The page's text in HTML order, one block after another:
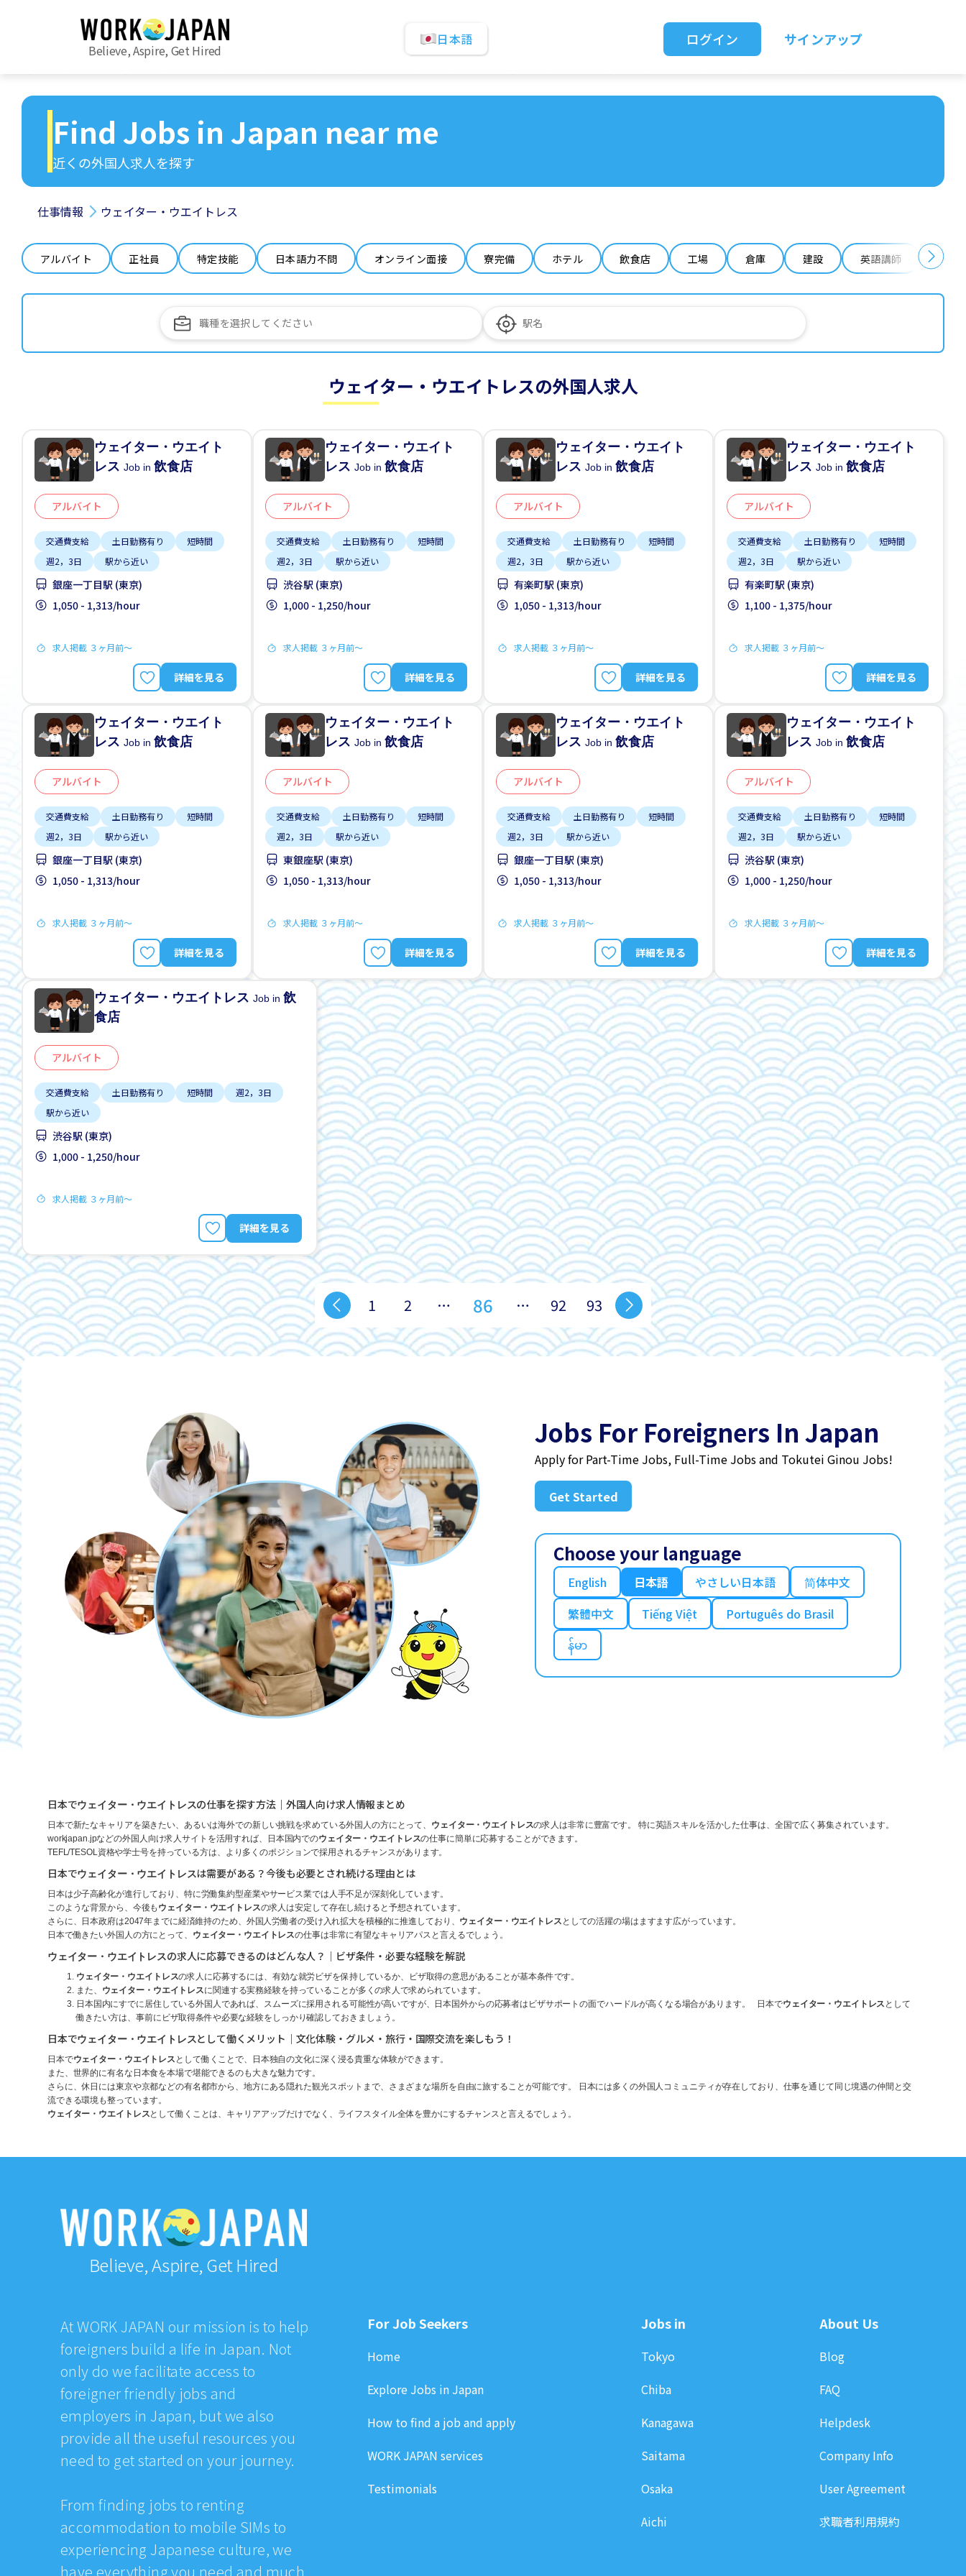
Believe, Aspire, Get Hired
日本語 ログイン サインアップ
Find Jobs in Japan near me
近くの外国人求人を探す
仕事情報 ウェイター・ウエイトレス
アルバイト 正社員 特定技能 日本語力不問 オンライン面接 寮完備 ホテル 飲食店 工場 倉庫 建設 英語講師 IT
ウェイター・ウエイトレスの外国人求人
ウェイター・ウエイト
レスJob in飲食店
アルバイト
交通費支給 土日勤務有り
短時間
週2，3日
駅から近い
銀座一丁目駅 (東京)
1,050 - 1,313/hour
求人掲載 ３ヶ月前〜
詳細を見る
ウェイター・ウエイト
レスJob in飲食店
アルバイト
交通費支給 土日勤務有り
短時間
週2，3日
駅から近い
渋谷駅 (東京)
1,000 - 1,250/hour
求人掲載 ３ヶ月前〜
詳細を見る
ウェイター・ウエイト
レスJob in飲食店
アルバイト
交通費支給 土日勤務有り
短時間
週2，3日
駅から近い
有楽町駅 (東京)
1,050 - 1,313/hour
求人掲載 ３ヶ月前〜
詳細を見る
ウェイター・ウエイト
レスJob in飲食店
アルバイト
交通費支給 土日勤務有り
短時間
週2，3日
駅から近い
有楽町駅 (東京)
1,100 - 1,375/hour
求人掲載 ３ヶ月前〜
詳細を見る
ウェイター・ウエイト
レスJob in飲食店
アルバイト
交通費支給 土日勤務有り
短時間
週2，3日
駅から近い
銀座一丁目駅 (東京)
1,050 - 1,313/hour
求人掲載 ３ヶ月前〜
詳細を見る
ウェイター・ウエイト
レスJob in飲食店
アルバイト
交通費支給 土日勤務有り
短時間
週2，3日
駅から近い
東銀座駅 (東京)
1,050 - 1,313/hour
求人掲載 ３ヶ月前〜
詳細を見る
ウェイター・ウエイト
レスJob in飲食店
アルバイト
交通費支給 土日勤務有り
短時間
週2，3日
駅から近い
銀座一丁目駅 (東京)
1,050 - 1,313/hour
求人掲載 ３ヶ月前〜
詳細を見る
ウェイター・ウエイト
レスJob in飲食店
アルバイト
交通費支給 土日勤務有り
短時間
週2，3日
駅から近い
渋谷駅 (東京)
1,000 - 1,250/hour
求人掲載 ３ヶ月前〜
詳細を見る
ウェイター・ウエイトレスJob in飲
食店
アルバイト
交通費支給 土日勤務有り 短時間
週2，3日
駅から近い
渋谷駅 (東京)
1,000 - 1,250/hour
求人掲載 ３ヶ月前〜
詳細を見る
1 2 … 86 … 92 93
Jobs For Foreigners In Japan
Apply for Part-Time Jobs, Full-Time Jobs and Tokutei Ginou Jobs!
Get Started
Choose your language
English 日本語 やさしい日本語
简体中文
繁體中文
Tiếng Việt
Português do Brasil
န်မာ
日本でウェイター・ウエイトレスの仕事を探す方法｜外国人向け求人情報まとめ
日本で新たなキャリアを築きたい、あるいは海外での新しい挑戦を求めている外国人の方にとって、 ウェイター・ウエイトレスの求人は非常に豊富です。 特に英語スキルを活かした仕事は、全国で広く募集されています。
workjapan.jpなどの外国人向け求人サイトを活用すれば、日本国内でのウェイター・ウエイトレスの仕事に簡単に応募することができます。
TEFL/TESOL資格や学士号を持っている方は、より多くのポジションで採用されるチャンスがあります。
日本でウェイター・ウエイトレスは需要がある？今後も必要とされ続ける理由とは
日本は少子高齢化が進行しており、特に労働集約型産業やサービス業では人手不足が深刻化しています。
このような背景から、今後も ウェイター・ウエイトレスの求人は安定して存在し続けると予想されています。
さらに、日本政府は2047年までに経済維持のため、外国人労働者の受け入れ拡大を積極的に推進しており、 ウェイター・ウエイトレス としての活躍の場はますます広がっています。
日本で働きたい外国人の方にとって、 ウェイター・ウエイトレスの仕事は非常に有望なキャリアパスと言えるでしょう。
ウェイター・ウエイトレスの求人に応募できるのはどんな人？｜ビザ条件・必要な経験を解説
ウェイター・ウエイトレスの求人に応募するには、有効な就労ビザを保持しているか、ビザ取得の意思があることが基本条件です。
また、 ウェイター・ウエイトレスに関連する実務経験を持っていることが多くの求人で求められています。
日本国内にすでに居住している外国人であれば、スムーズに採用される可能性が高いですが、日本国外からの応募者はビザサポートの面でハードルが高くなる場合があります。 日本でウェイター・ウエイトレス として
働きたい方は、事前にビザ取得条件や必要な経験をしっかり確認しておきましょう。
日本でウェイター・ウエイトレスとして働くメリット｜文化体験・グルメ・旅行・国際交流を楽しもう！
日本でウェイター・ウエイトレス として働くことで、日本独自の文化に深く浸る貴重な体験ができます。
また、世界的に有名な日本食を本場で堪能できるのも大きな魅力です。
さらに、休日には東京や京都などの有名都市から、地方にある隠れた観光スポットまで、さまざまな場所を自由に旅することが可能です。 日本には多くの外国人コミュニティが存在しており、仕事を通じて同じ境遇の仲間と交
流できる環境も整っています。
ウェイター・ウエイトレスとして働くことは、キャリアアップだけでなく、ライフスタイル全体を豊かにするチャンスと言えるでしょう。
Believe, Aspire, Get Hired
At WORK JAPAN our mission is to help
foreigners build a life in Japan. Not
only do we facilitate access to
foreigner friendly jobs and
employers in Japan, but we also
provide all the useful resources you
need to get started on your journey.
From finding jobs to renting
accommodation to mobile SIMs to
experiencing Japanese culture, we
have everything you need and much
For Job Seekers
Home
Explore Jobs in Japan
How to find a job and apply
WORK JAPAN services
Testimonials
Jobs in
Tokyo
Chiba
Kanagawa
Saitama
Osaka
Aichi
About Us
Blog
FAQ
Helpdesk
Company Info
User Agreement
求職者利用規約